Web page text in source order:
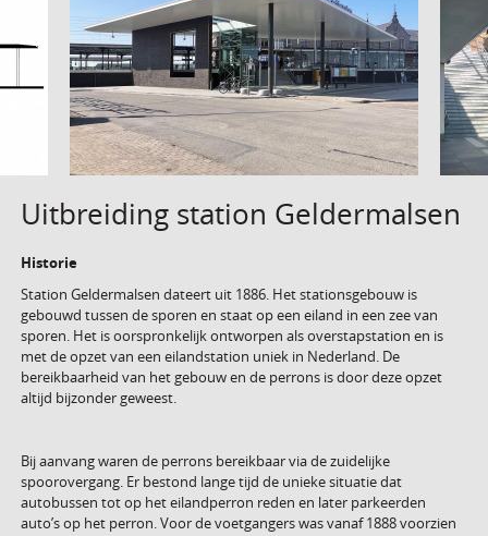
Uitbreiding station Geldermalsen
Historie
Station Geldermalsen dateert uit 1886. Het stationsgebouw is
gebouwd tussen de sporen en staat op een eiland in een zee van
sporen. Het is oorspronkelijk ontworpen als overstapstation en is
met de opzet van een eilandstation uniek in Nederland. De
bereikbaarheid van het gebouw en de perrons is door deze opzet
altijd bijzonder geweest.
Bij aanvang waren de perrons bereikbaar via de zuidelijke
spoorovergang. Er bestond lange tijd de unieke situatie dat
autobussen tot op het eilandperron reden en later parkeerden
auto’s op het perron. Voor de voetgangers was vanaf 1888 voorzien